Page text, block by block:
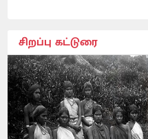
சிறப்பு கட்டுரை